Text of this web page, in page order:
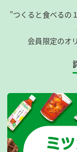
”つくると食べるの
会員限定のオ